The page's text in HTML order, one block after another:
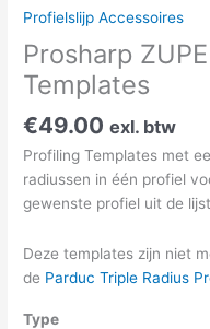
Profielslijp Accessoires
Prosharp
Templates
€49.00 exl. btw
Profiling Templates met
radiussen in één profiel
gewenste profiel uit de
Deze templates zijn niet
de Parduc Triple Radius
Type